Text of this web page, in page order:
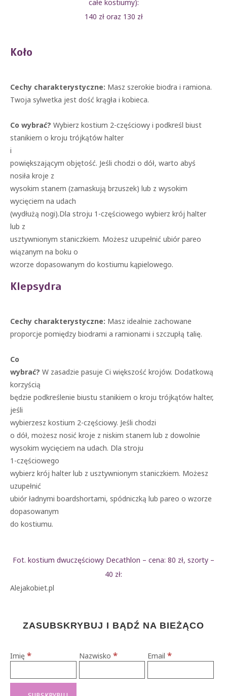
całe kostiumy):
140 zł oraz 130 zł
Koło
Cechy charakterystyczne: Masz szerokie biodra i ramiona.
Twoja sylwetka jest dość krągła i kobieca.
Co wybrać? Wybierz kostium 2-częściowy i podkreśl biust
stanikiem o kroju trójkątów halter
i
powiększającym objętość. Jeśli chodzi o dół, warto abyś
nosiła kroje z
wysokim stanem (zamaskują brzuszek) lub z wysokim
wycięciem na udach
(wydłużą nogi).Dla stroju 1-częściowego wybierz krój halter
lub z
usztywnionym staniczkiem. Możesz uzupełnić ubiór pareo
wiązanym na boku o
wzorze dopasowanym do kostiumu kąpielowego.
Klepsydra
Cechy charakterystyczne: Masz idealnie zachowane
proporcje pomiędzy biodrami a ramionami i szczupłą talię.
Co
wybrać? W zasadzie pasuje Ci większość krojów. Dodatkową
korzyścią
będzie podkreślenie biustu stanikiem o kroju trójkątów halter,
jeśli
wybierzesz kostium 2-częściowy. Jeśli chodzi
o dół, możesz nosić kroje z niskim stanem lub z dowolnie
wysokim wycięciem na udach. Dla stroju
1-częściowego
wybierz krój halter lub z usztywnionym staniczkiem. Możesz
uzupełnić
ubiór ładnymi boardshortami, spódniczką lub pareo o wzorze
dopasowanym
do kostiumu.
Fot. kostium dwuczęściowy Decathlon – cena: 80 zł, szorty –
40 zł:
Alejakobiet.pl
ZASUBSKRYBUJ I BĄDŹ NA BIEŻĄCO
Imię * Nazwisko * Email*